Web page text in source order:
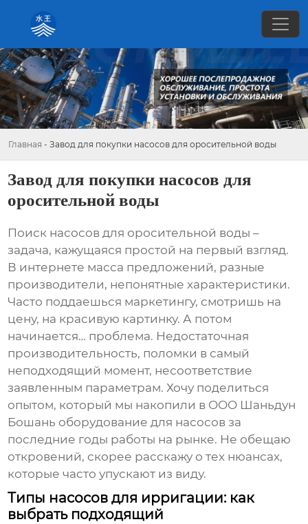
Главная - Завод для покупки насосов для оросительной воды
Завод для покупки насосов для
оросительной воды
Поиск насосов для оросительной воды –
задача, кажущаяся простой на первый взгляд.
В интернете масса предложений, разные
производители, непонятные характеристики.
Часто поддаешься маркетингу, смотришь на
цену, на красивую картинку. А потом
начинается… проблема. Недостаточная
производительность, поломки в самый
неподходящий момент, несоответствие
заявленным параметрам. Хочу поделиться
опытом, который мы накопили в OOO Шаньдун
Бошань оборудование для насосов за
последние годы работы на рынке. Не обещаю
откровений, скорее расскажу о тех нюансах,
которые часто упускают из виду.
Типы насосов для ирригации: как
выбрать подходящий